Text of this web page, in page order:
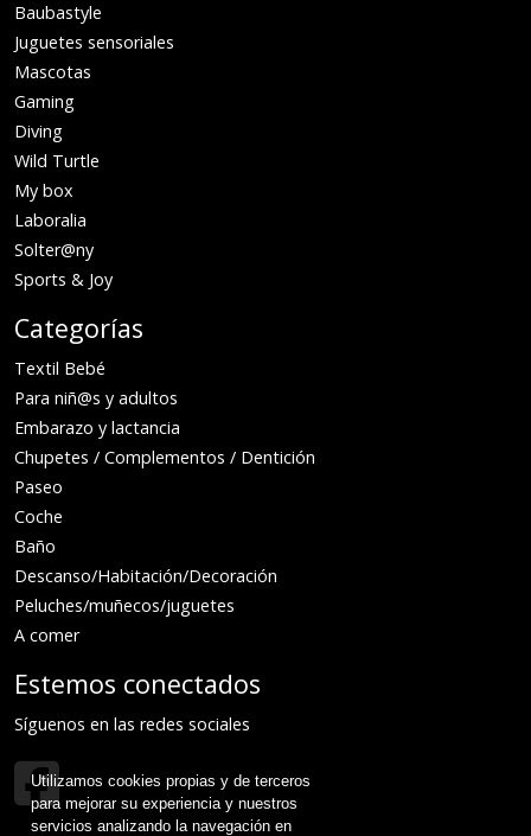
Utilizamos cookies propias y de terceros
para mejorar su experiencia y nuestros
servicios analizando la navegación en
Baubastyle
Juguetes sensoriales
Mascotas
Gaming
Diving
Wild Turtle
My box
Laboralia
Solter@ny
Sports & Joy
Categorías
Textil Bebé
Para niñ@s y adultos
Embarazo y lactancia
Chupetes / Complementos / Dentición
Paseo
Coche
Baño
Descanso/Habitación/Decoración
Peluches/muñecos/juguetes
A comer
Estemos conectados
Síguenos en las redes sociales